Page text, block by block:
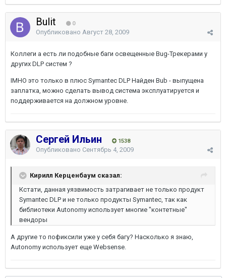
Bulit 0
Опубликовано Август 28, 2009
Коллеги а есть ли подобные баги освещенные Bug-Трекерами у
других DLP систем ?
IMHO это только в плюс Symantec DLP Найден Bub - выпущена
заплатка, можно сделать вывод система эксплуатируется и
поддерживается на должном уровне.
Сергей Ильин 1538
Опубликовано Сентябрь 4, 2009
Кирилл Керценбаум сказал:
Кстати, данная уязвимость затрагивает не только продукт
Symantec DLP и не только продукты Symantec, так как
библиотеки Autonomy использует многие "контетные"
вендоры
А другие то пофиксили уже у себя багу? Насколько я знаю,
Autonomy использует еще Websense.